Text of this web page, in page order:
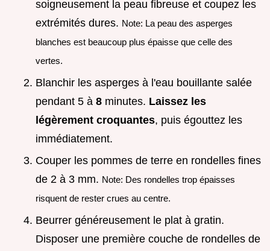
soigneusement la peau fibreuse et coupez les
extrémités dures. Note: La peau des asperges
blanches est beaucoup plus épaisse que celle des
vertes.
Blanchir les asperges à l'eau bouillante salée
pendant 5 à 8 minutes. Laissez les
légèrement croquantes, puis égouttez les
immédiatement.
Couper les pommes de terre en rondelles fines
de 2 à 3 mm. Note: Des rondelles trop épaisses
risquent de rester crues au centre.
Beurrer généreusement le plat à gratin.
Disposer une première couche de rondelles de